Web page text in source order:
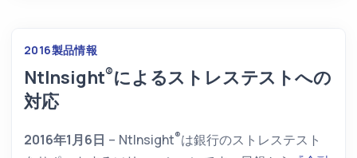
2016製品情報
NtInsight®によるストレステストへの
対応
2016年1月6日 – NtInsight®は銀行のストレステスト